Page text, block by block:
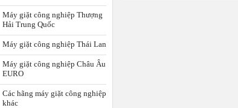
Máy giặt công nghiệp Thượng
Hải Trung Quốc
Máy giặt công nghiệp Thái Lan
Máy giặt công nghiệp Châu Âu
EURO
Các hãng máy giặt công nghiệp
khác